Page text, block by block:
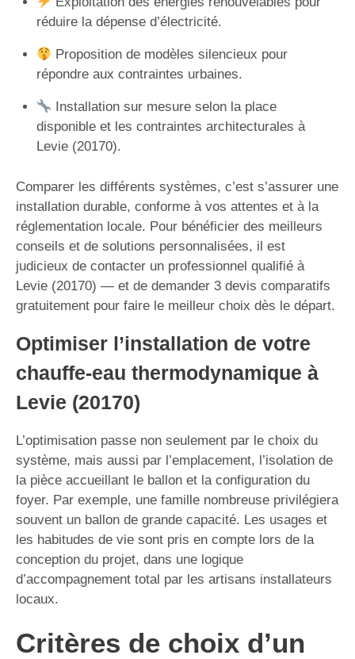
réduire la dépense d’électricité.
Proposition de modèles silencieux pour
répondre aux contraintes urbaines.
Installation sur mesure selon la place
disponible et les contraintes architecturales à
Levie (20170).
Comparer les différents systèmes, c’est s’assurer une
installation durable, conforme à vos attentes et à la
réglementation locale. Pour bénéficier des meilleurs
conseils et de solutions personnalisées, il est
judicieux de contacter un professionnel qualifié à
Levie (20170) — et de demander 3 devis comparatifs
gratuitement pour faire le meilleur choix dès le départ.
Optimiser l’installation de votre
chauffe-eau thermodynamique à
Levie (20170)
L’optimisation passe non seulement par le choix du
système, mais aussi par l’emplacement, l’isolation de
la pièce accueillant le ballon et la configuration du
foyer. Par exemple, une famille nombreuse privilégiera
souvent un ballon de grande capacité. Les usages et
les habitudes de vie sont pris en compte lors de la
conception du projet, dans une logique
d’accompagnement total par les artisans installateurs
locaux.
Critères de choix d’un